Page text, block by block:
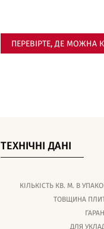
ПЕРЕВІРТЕ, ДЕ МОЖНА
ТЕХНІЧНІ ДАНІ
КІЛЬКІСТЬ КВ. М. В
ТОВЩИНА
ДЛЯ